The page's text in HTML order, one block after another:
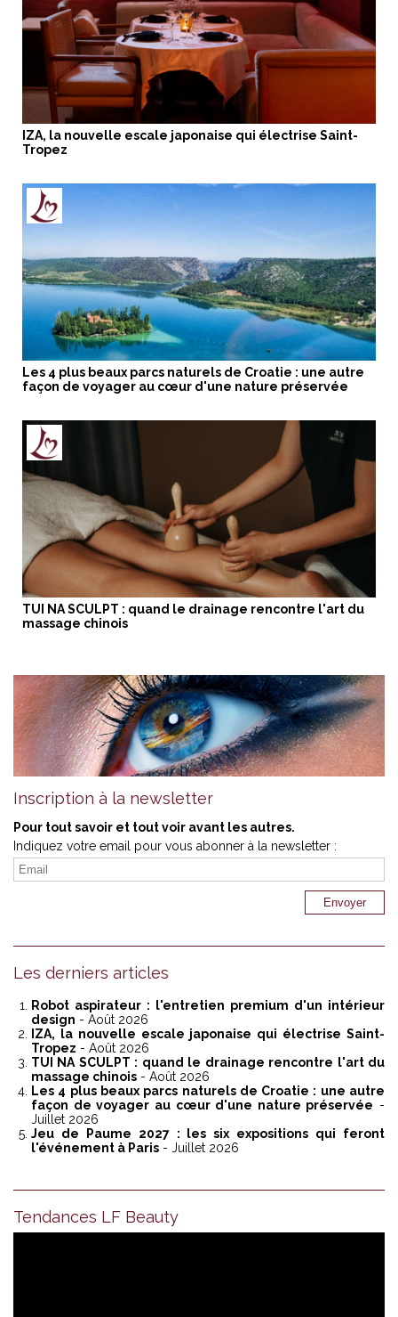
IZA, la nouvelle escale japonaise qui électrise Saint-
Tropez
Les 4 plus beaux parcs naturels de Croatie : une autre
façon de voyager au cœur d'une nature préservée
TUI NA SCULPT : quand le drainage rencontre l'art du
massage chinois
Inscription à la newsletter
Pour tout savoir et tout voir avant les autres.
Indiquez votre email pour vous abonner à la newsletter :
Les derniers articles
Robot aspirateur : l'entretien premium d'un intérieur
design - Août 2026
IZA, la nouvelle escale japonaise qui électrise Saint-
Tropez - Août 2026
TUI NA SCULPT : quand le drainage rencontre l'art du
massage chinois - Août 2026
Les 4 plus beaux parcs naturels de Croatie : une autre
façon de voyager au cœur d'une nature préservée -
Juillet 2026
Jeu de Paume 2027 : les six expositions qui feront
l'événement à Paris - Juillet 2026
Tendances LF Beauty